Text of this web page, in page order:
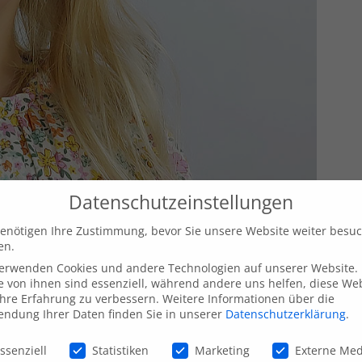
Datenschutzeinstellungen
Ihre Zustimmung, bevor Sie unsere Website weiter
Cookies und andere Technologien auf unserer Website.
von ihnen sind essenziell, während andere uns helfen, diese
Erfahrung zu verbessern. Weitere Informationen über die
Ihrer Daten finden Sie in unserer Datenschutzerklärung.
Statistiken Marketing Externe